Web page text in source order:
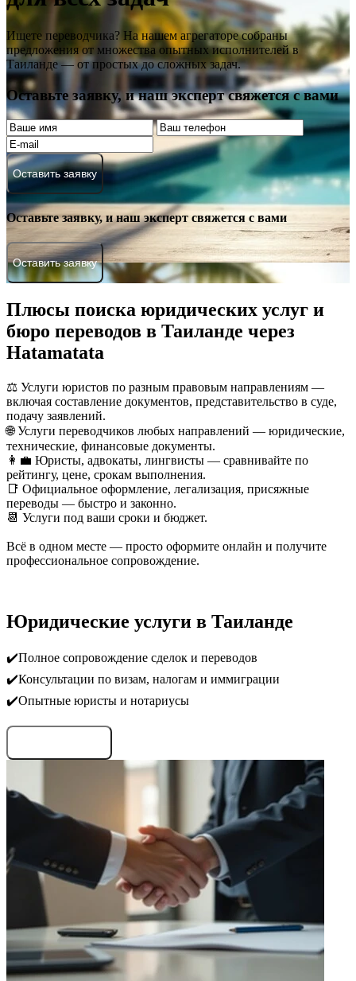
Ищете переводчика? На нашем агрегаторе собраны
предложения от множества опытных исполнителей в
Таиланде — от простых до сложных задач.
Оставьте заявку, и наш эксперт свяжется с вами
Оставить заявку
Оставьте заявку, и наш эксперт свяжется с вами
Оставить заявку
Плюсы поиска юридических услуг и
бюро переводов в Таиланде через
Hatamatata
⚖️ Услуги юристов по разным правовым направлениям —
включая составление документов, представительство в суде,
подачу заявлений.
🌐 Услуги переводчиков любых направлений — юридические,
технические, финансовые документы.
👩‍💼 Юристы, адвокаты, лингвисты — сравнивайте по
рейтингу, цене, срокам выполнения.
📑 Официальное оформление, легализация, присяжные
переводы — быстро и законно.
📆 Услуги под ваши сроки и бюджет.
Всё в одном месте — просто оформите онлайн и получите
профессиональное сопровождение.
Юридические услуги в Таиланде
✔️Полное сопровождение сделок и переводов
✔️Консультации по визам, налогам и иммиграции
✔️Опытные юристы и нотариусы